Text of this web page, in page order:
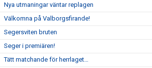
Nya utmaningar väntar replagen
Välkomna på Valborgsfirande!
Segersviten bruten
Seger i premiären!
Tätt matchande för herrlaget…